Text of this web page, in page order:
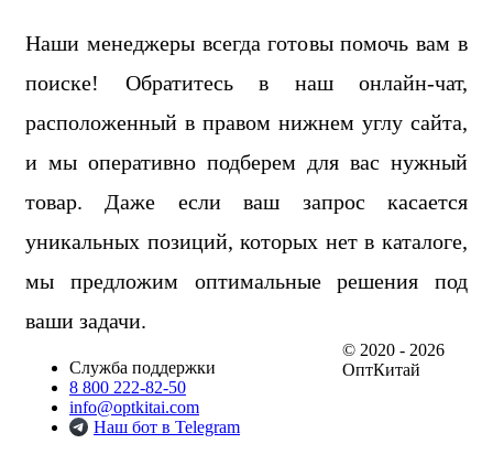
Наши менеджеры всегда готовы помочь вам в
поиске! Обратитесь в наш онлайн-чат,
расположенный в правом нижнем углу сайта,
и мы оперативно подберем для вас нужный
товар. Даже если ваш запрос касается
уникальных позиций, которых нет в каталоге,
мы предложим оптимальные решения под
ваши задачи.
Служба поддержки
8 800 222-82-50
info@optkitai.com
Наш бот в Telegram
© 2020 - 2026
ОптКитай